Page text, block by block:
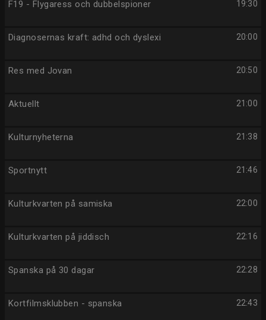
19:30
F19 - Flygaress och dubbelspioner
20:00
Diagnosernas kraft: adhd och dyslexi
20:50
Res med Jovan
21:00
Aktuellt
21:38
Kulturnyheterna
21:46
Sportnytt
22:00
Kulturkvarten på samiska
22:16
Kulturkvarten på jiddisch
22:28
Spanska på 30 dagar
22:43
Kortfilmsklubben - spanska